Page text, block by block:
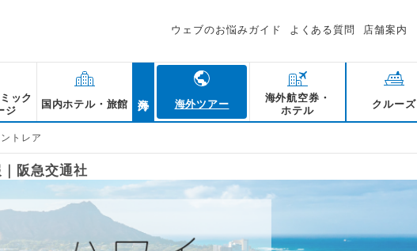
ウェブのお悩みガイド よくある質問 店舗案内
ック
ジ
国内ホテル・旅館 海外ツアー
海外航空券・
ホテル
クルーズ
トレア
阪急交通社